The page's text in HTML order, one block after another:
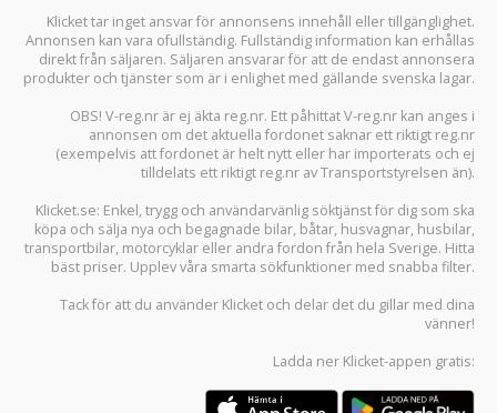
Klicket tar inget ansvar för annonsens innehåll eller tillgänglighet.
Annonsen kan vara ofullständig. Fullständig information kan erhållas
direkt från säljaren. Säljaren ansvarar för att de endast annonsera
produkter och tjänster som är i enlighet med gällande svenska lagar.
OBS! V-reg.nr är ej äkta reg.nr. Ett påhittat V-reg.nr kan anges i
annonsen om det aktuella fordonet saknar ett riktigt reg.nr
(exempelvis att fordonet är helt nytt eller har importerats och ej
tilldelats ett riktigt reg.nr av Transportstyrelsen än).
Klicket.se: Enkel, trygg och användarvänlig söktjänst för dig som ska
köpa och sälja nya och begagnade bilar, båtar, husvagnar, husbilar,
transportbilar, motorcyklar eller andra fordon från hela Sverige. Hitta
bäst priser. Upplev våra smarta sökfunktioner med snabba filter.
Tack för att du använder Klicket och delar det du gillar med dina
vänner!
Ladda ner Klicket-appen gratis: